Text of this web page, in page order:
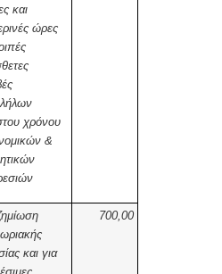
και
ώρες
χρόνου
&
και για
700,00